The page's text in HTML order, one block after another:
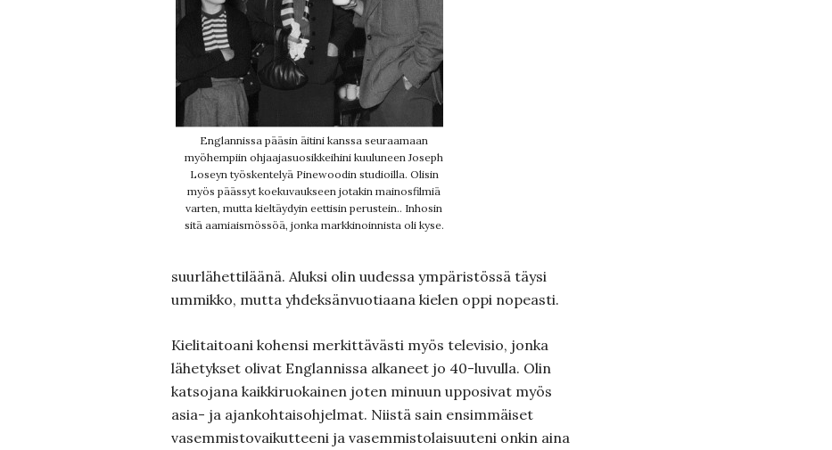
Englannissa pääsin äitini kanssa seuraamaan
myöhempiin ohjaajasuosikkeihini kuuluneen Joseph
Loseyn työskentelyä Pinewoodin studioilla. Olisin
myös päässyt koekuvaukseen jotakin mainosfilmiä
varten, mutta kieltäydyin eettisin perustein.. Inhosin
sitä aamiaismössöä, jonka markkinoinnista oli kyse.
suurlähettiläänä. Aluksi olin uudessa ympäristössä täysi
ummikko, mutta yhdeksänvuotiaana kielen oppi nopeasti.
Kielitaitoani kohensi merkittävästi myös televisio, jonka
lähetykset olivat Englannissa alkaneet jo 40-luvulla. Olin
katsojana kaikkiruokainen joten minuun upposivat myös
asia- ja ajankohtaisohjelmat. Niistä sain ensimmäiset
vasemmistovaikutteeni ja vasemmistolaisuuteni onkin aina